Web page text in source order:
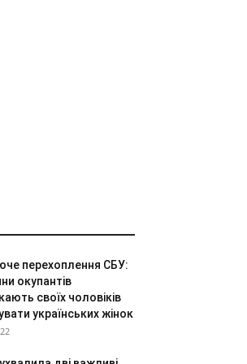
перехоплення СБУ:
окупантів
своїх чоловіків
українських жінок